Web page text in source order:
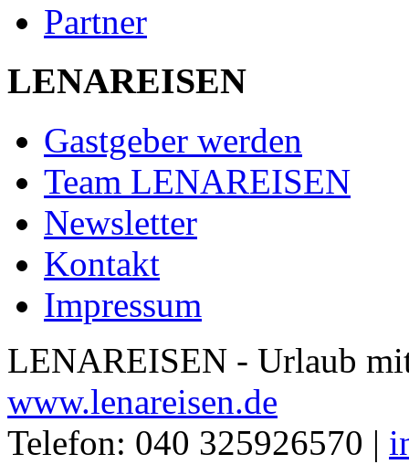
Partner
LENAREISEN
Gastgeber werden
Team LENAREISEN
Newsletter
Kontakt
Impressum
LENAREISEN - Urlaub
www.lenareisen.de
Telefon: 040 325926570 |